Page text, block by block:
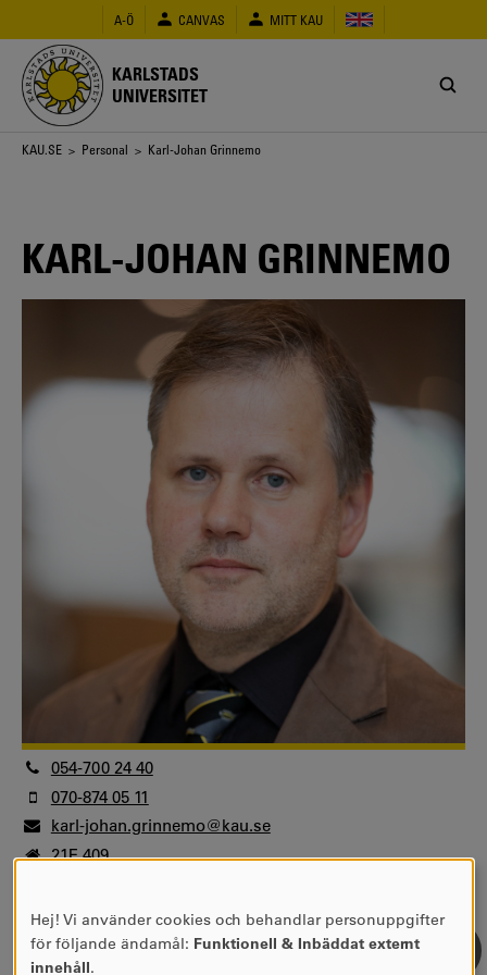
huvudinnehåll
A-Ö CANVAS MITT KAU
KARLSTADS
UNIVERSITET
Länkstig
KAU.SE > Personal > Karl-Johan Grinnemo
KARL-JOHAN GRINNEMO
054-700 24 40
070-874 05 11
karl-johan.grinnemo@kau.se
21E 409
Centrala nämnder, råd och projekt
IT-beställarråd
Universitetslektor, docent
ANVÄNDNING
AV
Hej! Vi använder cookies och behandlar personuppgifter
för följande ändamål: Funktionell & Inbäddat externt
innehåll.